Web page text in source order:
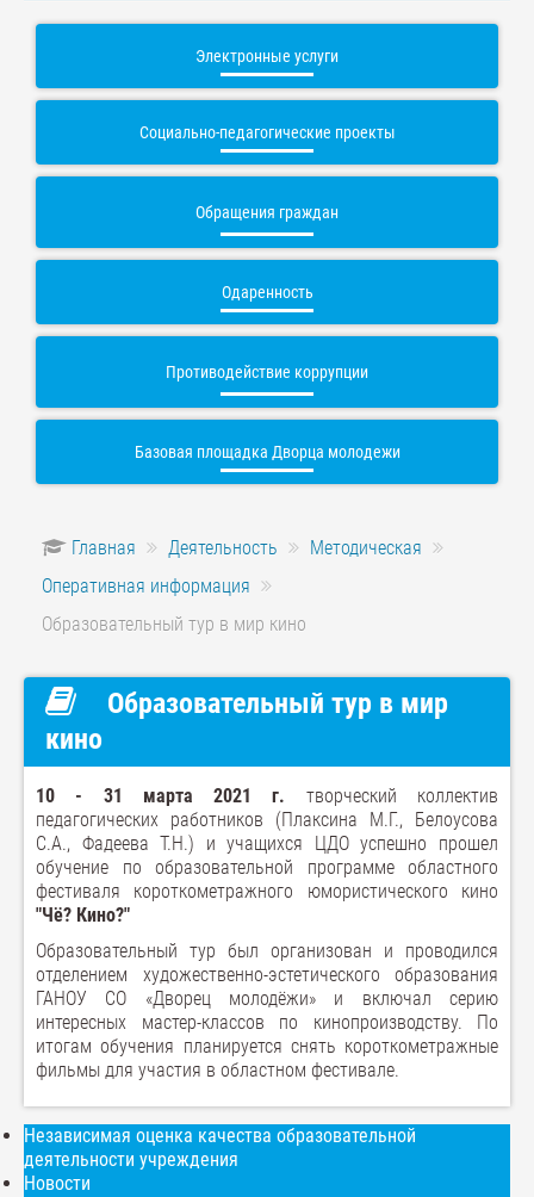
Электронные услуги
Социально-педагогические проекты
Обращения граждан
Одаренность
Противодействие коррупции
Базовая площадка Дворца молодежи
Главная Деятельность
Методическая
Оперативная информация
Образовательный тур в мир кино
Образовательный тур в мир
кино
10 - 31 марта 2021 г. творческий коллектив
педагогических работников (Плаксина М.Г., Белоусова
С.А., Фадеева Т.Н.) и учащихся ЦДО успешно прошел
обучение по образовательной программе областного
фестиваля короткометражного юмористического кино
"Чё? Кино?"
Образовательный тур был организован и проводился
отделением художественно-эстетического образования
ГАНОУ СО «Дворец молодёжи» и включал серию
интересных мастер-классов по кинопроизводству. По
итогам обучения планируется снять короткометражные
фильмы для участия в областном фестивале.
Независимая оценка качества образовательной
деятельности учреждения
Новости